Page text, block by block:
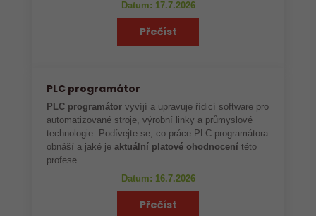
Datum: 17.7.2026
Přečíst
PLC programátor
PLC programátor vyvíjí a upravuje řídicí software pro
automatizované stroje, výrobní linky a průmyslové
technologie. Podívejte se, co práce PLC programátora
obnáší a jaké je aktuální platové ohodnocení této
profese.
Datum: 16.7.2026
Přečíst